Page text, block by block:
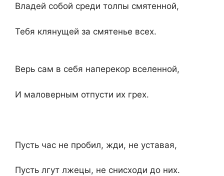
Владей собой среди толпы смятенной,
Тебя клянущей за смятенье всех.
Верь сам в себя наперекор вселенной,
И маловерным отпусти их грех.
Пусть час не пробил, жди, не уставая,
Пусть лгут лжецы, не снисходи до них.